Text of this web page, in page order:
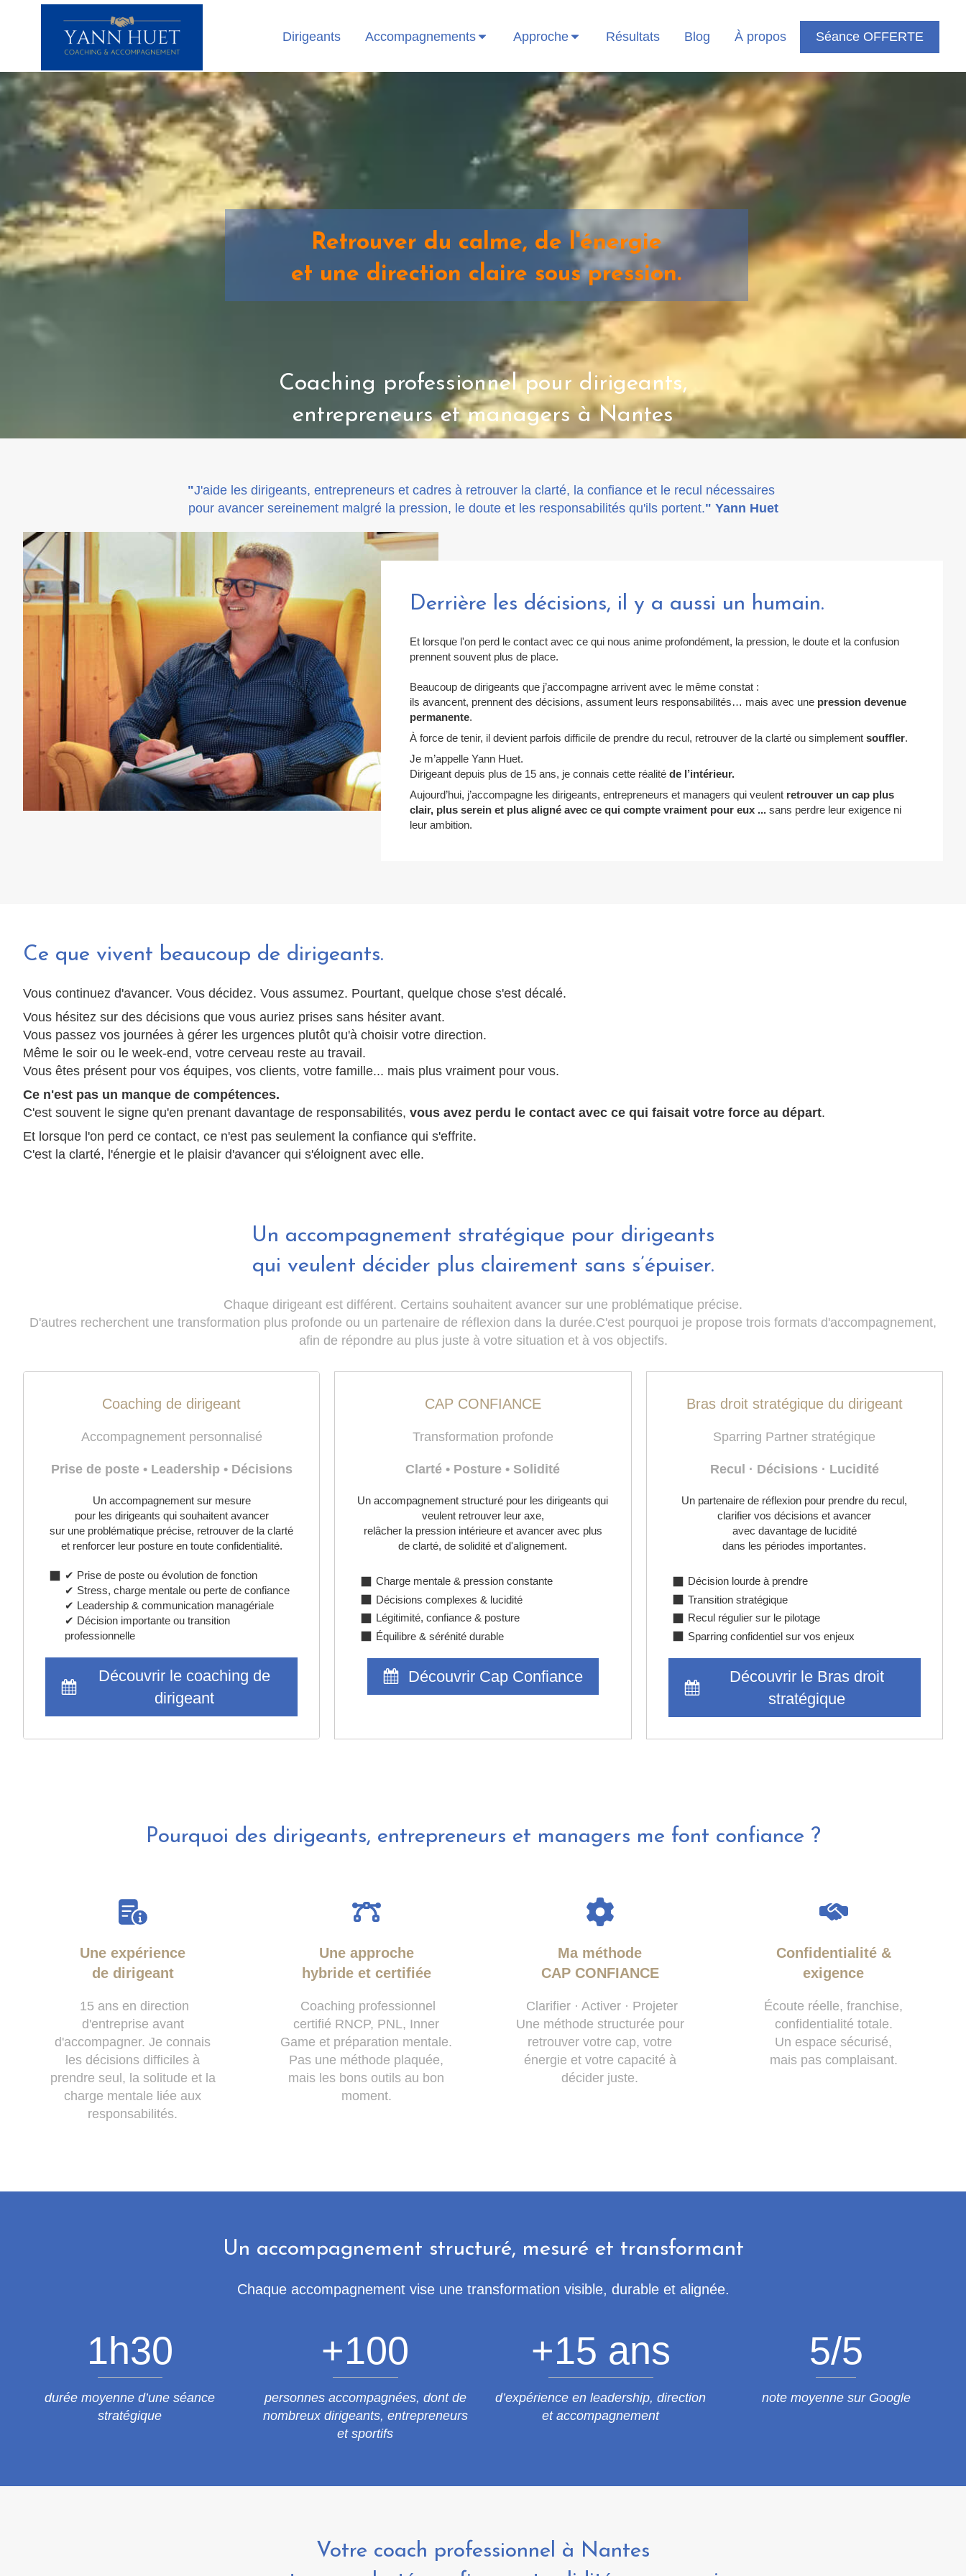
Dirigeants Accompagnements Approche Résultats Blog À propos Séance OFFERTE
Coaching professionnel pour dirigeants,
entrepreneurs et managers à Nantes
Retrouver du calme, de l'énergie
et une direction claire sous pression.
"J'aide les dirigeants, entrepreneurs et cadres à retrouver la clarté, la confiance et le recul nécessaires
pour avancer sereinement malgré la pression, le doute et les responsabilités qu'ils portent." Yann Huet
Derrière les décisions, il y a aussi un humain.
Et lorsque l'on perd le contact avec ce qui nous anime profondément, la pression, le doute et la confusion
prennent souvent plus de place.
Beaucoup de dirigeants que j’accompagne arrivent avec le même constat :
ils avancent, prennent des décisions, assument leurs responsabilités… mais avec une pression devenue
permanente.
À force de tenir, il devient parfois difficile de prendre du recul, retrouver de la clarté ou simplement souffler.
Je m’appelle Yann Huet.
Dirigeant depuis plus de 15 ans, je connais cette réalité de l’intérieur.
Aujourd’hui, j’accompagne les dirigeants, entrepreneurs et managers qui veulent retrouver un cap plus
clair, plus serein et plus aligné avec ce qui compte vraiment pour eux...sans perdre leur exigence ni
leur ambition.
Ce que vivent beaucoup de dirigeants.
Vous continuez d'avancer. Vous décidez. Vous assumez. Pourtant, quelque chose s'est décalé.
Vous hésitez sur des décisions que vous auriez prises sans hésiter avant.
Vous passez vos journées à gérer les urgences plutôt qu'à choisir votre direction.
Même le soir ou le week-end, votre cerveau reste au travail.
Vous êtes présent pour vos équipes, vos clients, votre famille... mais plus vraiment pour vous.
Ce n'est pas un manque de compétences.
C'est souvent le signe qu'en prenant davantage de responsabilités, vous avez perdu le contact avec ce qui faisait votre force au départ.
Et lorsque l'on perd ce contact, ce n'est pas seulement la confiance qui s'effrite.
C'est la clarté, l'énergie et le plaisir d'avancer qui s'éloignent avec elle.
Un accompagnement stratégique pour dirigeants
qui veulent décider plus clairement sans s’épuiser.
Chaque dirigeant est différent. Certains souhaitent avancer sur une problématique précise.
D'autres recherchent une transformation plus profonde ou un partenaire de réflexion dans la durée.C'est pourquoi je propose trois formats d'accompagnement,
afin de répondre au plus juste à votre situation et à vos objectifs.
Coaching de dirigeant
Accompagnement personnalisé
Prise de poste • Leadership • Décisions
Un accompagnement sur mesure
pour les dirigeants qui souhaitent avancer
sur une problématique précise, retrouver de la clarté
et renforcer leur posture en toute confidentialité.
✔ Prise de poste ou évolution de fonction
✔ Stress, charge mentale ou perte de confiance
✔ Leadership & communication managériale
✔ Décision importante ou transition
professionnelle
Découvrir le coaching de
dirigeant
CAP CONFIANCE
Transformation profonde
Clarté • Posture • Solidité
Un accompagnement structuré pour les dirigeants qui
veulent retrouver leur axe,
relâcher la pression intérieure et avancer avec plus
de clarté, de solidité et d'alignement.
Charge mentale & pression constante
Décisions complexes & lucidité
Légitimité, confiance & posture
Équilibre & sérénité durable
Découvrir Cap Confiance
Bras droit stratégique du dirigeant
Sparring Partner stratégique
Recul · Décisions · Lucidité
Un partenaire de réflexion pour prendre du recul,
clarifier vos décisions et avancer
avec davantage de lucidité
dans les périodes importantes.
Décision lourde à prendre
Transition stratégique
Recul régulier sur le pilotage
Sparring confidentiel sur vos enjeux
Découvrir le Bras droit
stratégique
Pourquoi des dirigeants, entrepreneurs et managers me font confiance ?
Une expérience
de dirigeant
15 ans en direction
d'entreprise avant
d'accompagner. Je connais
les décisions difficiles à
prendre seul, la solitude et la
charge mentale liée aux
responsabilités.
Une approche
hybride et certifiée
Coaching professionnel
certifié RNCP, PNL, Inner
Game et préparation mentale.
Pas une méthode plaquée,
mais les bons outils au bon
moment.
Ma méthode
CAP CONFIANCE
Clarifier · Activer · Projeter
Une méthode structurée pour
retrouver votre cap, votre
énergie et votre capacité à
décider juste.
Confidentialité &
exigence
Écoute réelle, franchise,
confidentialité totale.
Un espace sécurisé,
mais pas complaisant.
Un accompagnement structuré, mesuré et transformant
Chaque accompagnement vise une transformation visible, durable et alignée.
1h30
durée moyenne d’une séance
stratégique
+100
personnes accompagnées, dont de
nombreux dirigeants, entrepreneurs
et sportifs
+15 ans
d’expérience en leadership, direction
et accompagnement
5/5
note moyenne sur Google
Votre coach professionnel à Nantes